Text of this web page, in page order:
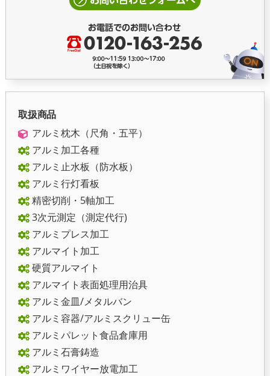
取扱商品
アルミ枕木（尺角・五平）
アルミ加工各種
アルミ止水板（防水板）
アルミ行灯看板
精密切削・5軸加工
3次元測定（測定代行)
アルミプレス加工
アルマイト加工
硬質アルマイト
アルマイト表面処理用治具
アルミ金皿/メタルバン
アルミ容器/アルミスクリュー缶
アルミパレット食品倉庫用
アルミ石膏鋳造
アルミワイヤー放電加工